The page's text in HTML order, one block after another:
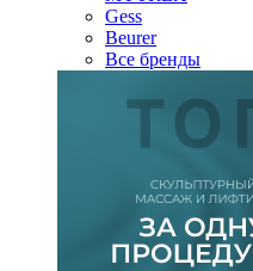
Gess
Beurer
Все бренды